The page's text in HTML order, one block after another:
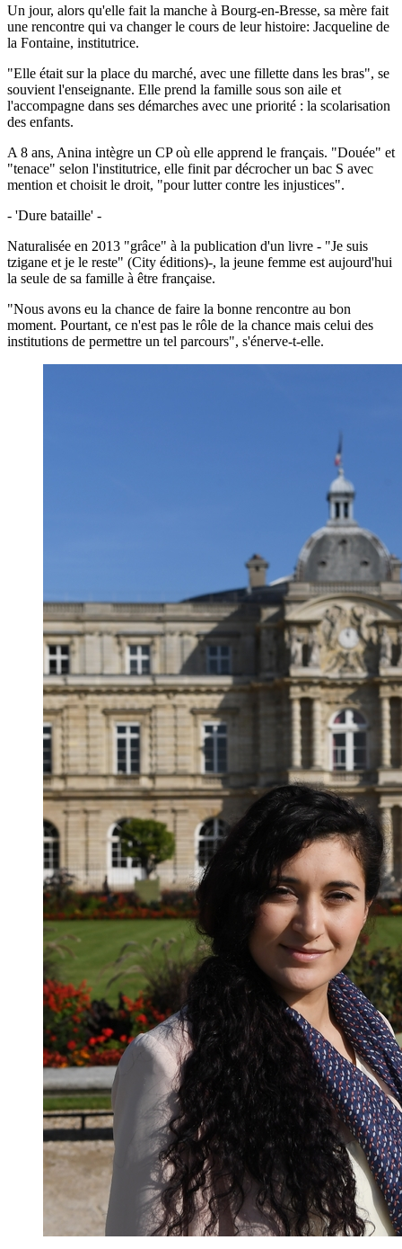
Un jour, alors qu'elle fait la manche à Bourg-en-Bresse, sa mère fait
une rencontre qui va changer le cours de leur histoire: Jacqueline de
la Fontaine, institutrice.
"Elle était sur la place du marché, avec une fillette dans les bras", se
souvient l'enseignante. Elle prend la famille sous son aile et
l'accompagne dans ses démarches avec une priorité : la scolarisation
des enfants.
A 8 ans, Anina intègre un CP où elle apprend le français. "Douée" et
"tenace" selon l'institutrice, elle finit par décrocher un bac S avec
mention et choisit le droit, "pour lutter contre les injustices".
- 'Dure bataille' -
Naturalisée en 2013 "grâce" à la publication d'un livre - "Je suis
tzigane et je le reste" (City éditions)-, la jeune femme est aujourd'hui
la seule de sa famille à être française.
"Nous avons eu la chance de faire la bonne rencontre au bon
moment. Pourtant, ce n'est pas le rôle de la chance mais celui des
institutions de permettre un tel parcours", s'énerve-t-elle.